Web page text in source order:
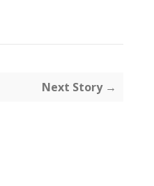
Next Story →